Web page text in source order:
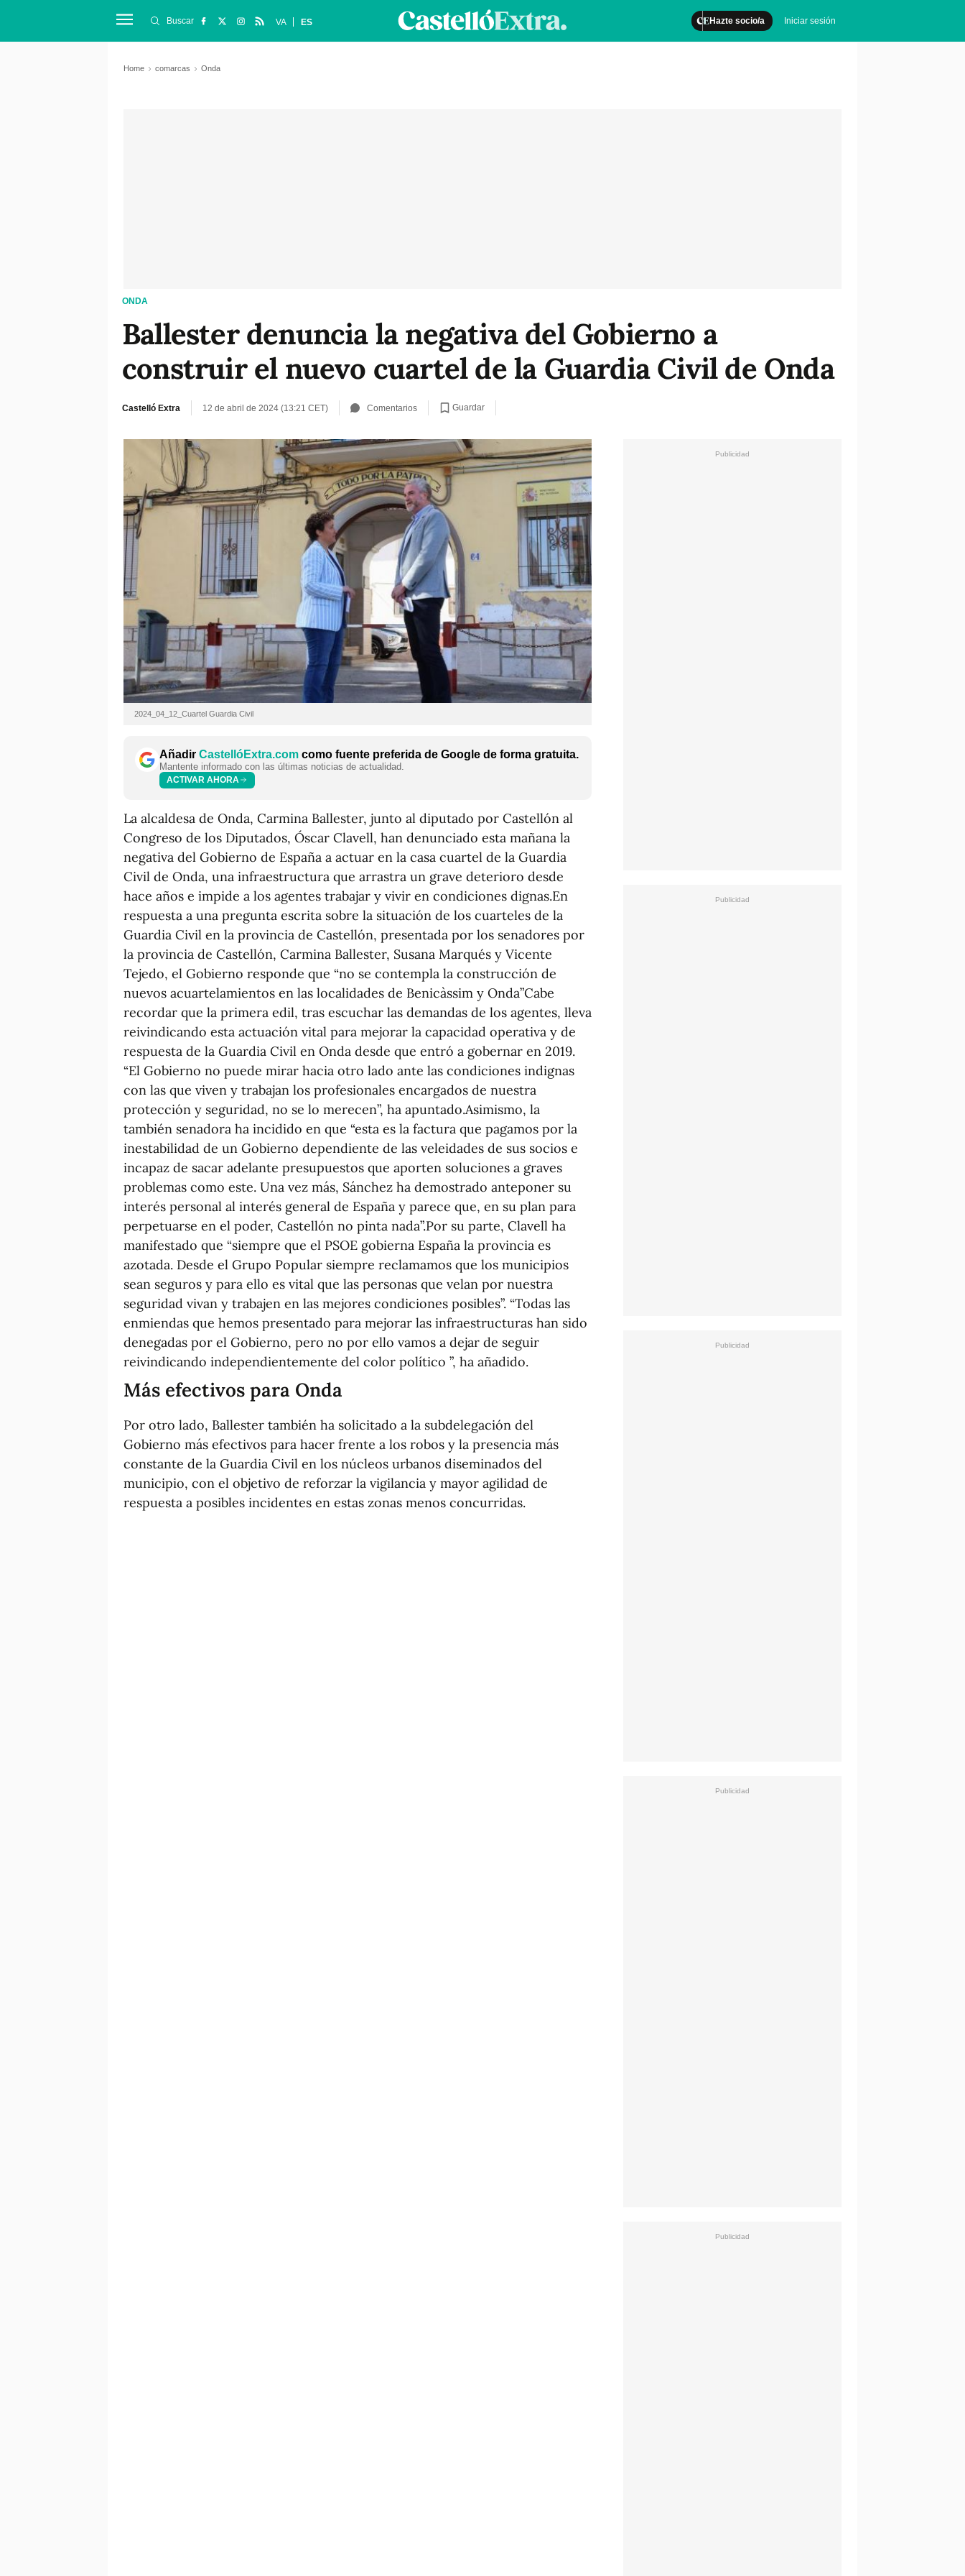
Hazte socio/a Iniciar sesión
Buscar VA ES
Home comarcas Onda
ONDA
Ballester denuncia la negativa del Gobierno a
construir el nuevo cuartel de la Guardia Civil de Onda
Castelló Extra 12 de abril de 2024 (13:21 CET) Comentarios Guardar
2024_04_12_Cuartel Guardia Civil
Añadir CastellóExtra.com como fuente preferida de Google de forma gratuita.
Mantente informado con las últimas noticias de actualidad.
ACTIVAR AHORA
La alcaldesa de Onda, Carmina Ballester, junto al diputado por Castellón al
Congreso de los Diputados, Óscar Clavell, han denunciado esta mañana la
negativa del Gobierno de España a actuar en la casa cuartel de la Guardia
Civil de Onda, una infraestructura que arrastra un grave deterioro desde
hace años e impide a los agentes trabajar y vivir en condiciones dignas.En
respuesta a una pregunta escrita sobre la situación de los cuarteles de la
Guardia Civil en la provincia de Castellón, presentada por los senadores por
la provincia de Castellón, Carmina Ballester, Susana Marqués y Vicente
Tejedo, el Gobierno responde que “no se contempla la construcción de
nuevos acuartelamientos en las localidades de Benicàssim y Onda”Cabe
recordar que la primera edil, tras escuchar las demandas de los agentes, lleva
reivindicando esta actuación vital para mejorar la capacidad operativa y de
respuesta de la Guardia Civil en Onda desde que entró a gobernar en 2019.
“El Gobierno no puede mirar hacia otro lado ante las condiciones indignas
con las que viven y trabajan los profesionales encargados de nuestra
protección y seguridad, no se lo merecen”, ha apuntado.Asimismo, la
también senadora ha incidido en que “esta es la factura que pagamos por la
inestabilidad de un Gobierno dependiente de las veleidades de sus socios e
incapaz de sacar adelante presupuestos que aporten soluciones a graves
problemas como este. Una vez más, Sánchez ha demostrado anteponer su
interés personal al interés general de España y parece que, en su plan para
perpetuarse en el poder, Castellón no pinta nada”.Por su parte, Clavell ha
manifestado que “siempre que el PSOE gobierna España la provincia es
azotada. Desde el Grupo Popular siempre reclamamos que los municipios
sean seguros y para ello es vital que las personas que velan por nuestra
seguridad vivan y trabajen en las mejores condiciones posibles”. “Todas las
enmiendas que hemos presentado para mejorar las infraestructuras han sido
denegadas por el Gobierno, pero no por ello vamos a dejar de seguir
reivindicando independientemente del color político ”, ha añadido.
Más efectivos para Onda
Por otro lado, Ballester también ha solicitado a la subdelegación del
Gobierno más efectivos para hacer frente a los robos y la presencia más
constante de la Guardia Civil en los núcleos urbanos diseminados del
municipio, con el objetivo de reforzar la vigilancia y mayor agilidad de
respuesta a posibles incidentes en estas zonas menos concurridas.